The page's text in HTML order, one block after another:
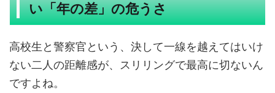
い「年の差」の危うさ
高校生と警察官という、決して一線を越えてはいけ
ない二人の距離感が、スリリングで最高に切ないん
ですよね。